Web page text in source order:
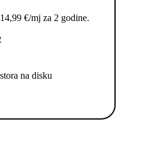
€/mj za 2 godine.
na disku